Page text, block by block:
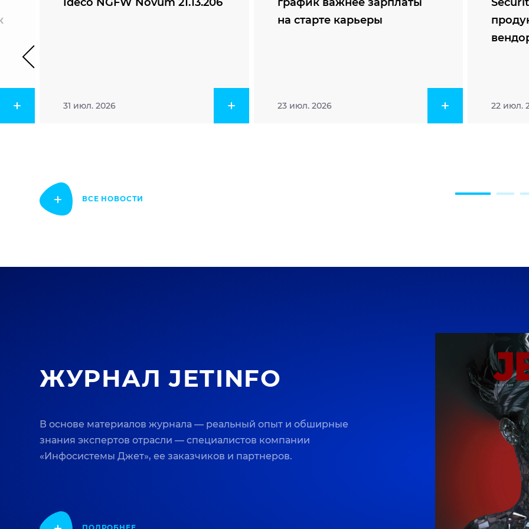
31 июл. 2026
на старте карьеры
23 июл. 2026 22 июл.
ВСЕ НОВОСТИ
ЖУРНАЛ JETINFO
В основе материалов журнала — реальный опыт и обширные
знания экспертов отрасли — специалистов компании
«Инфосистемы Джет», ее заказчиков и партнеров.